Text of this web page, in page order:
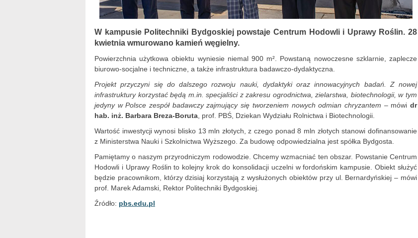
W kampusie Politechniki Bydgoskiej powstaje Centrum Hodowli i Uprawy Roślin. 28
kwietnia wmurowano kamień węgielny.
Powierzchnia użytkowa obiektu wyniesie niemal 900 m². Powstaną nowoczesne szklarnie, zaplecze
biurowo-socjalne i techniczne, a także infrastruktura badawczo-dydaktyczna.
Projekt przyczyni się do dalszego rozwoju nauki, dydaktyki oraz innowacyjnych badań. Z nowej
infrastruktury korzystać będą m.in. specjaliści z zakresu ogrodnictwa, zielarstwa, biotechnologii, w tym
jedyny w Polsce zespół badawczy zajmujący się tworzeniem nowych odmian chryzantem – mówidr
hab. inż. Barbara Breza-Boruta , prof. PBŚ, Dziekan Wydziału Rolnictwa i Biotechnologii.
Wartość inwestycji wynosi blisko 13 mln złotych, z czego ponad 8 mln złotych stanowi dofinansowanie
z Ministerstwa Nauki i Szkolnictwa Wyższego. Za budowę odpowiedzialna jest spółka Bydgosta.
Pamiętamy o naszym przyrodniczym rodowodzie. Chcemy wzmacniać ten obszar. Powstanie Centrum
Hodowli i Uprawy Roślin to kolejny krok do konsolidacji uczelni w fordońskim kampusie. Obiekt służyć
będzie pracownikom, którzy dzisiaj korzystają z wysłużonych obiektów przy ul. Bernardyńskiej – mówi
prof. Marek Adamski, Rektor Politechniki Bydgoskiej.
Źródło: pbs.edu.pl